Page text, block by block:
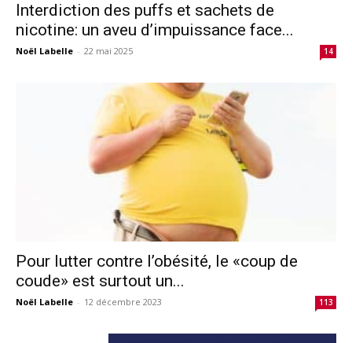
Interdiction des puffs et sachets de
nicotine: un aveu d’impuissance face...
Noël Labelle - 22 mai 2025 14
Pour lutter contre l’obésité, le «coup de
coude» est surtout un...
Noël Labelle - 12 décembre 2023 113